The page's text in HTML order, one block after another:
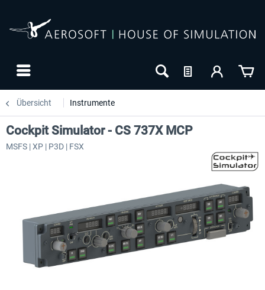
Übersicht Instrumente
Cockpit Simulator - CS 737X MCP
MSFS | XP | P3D | FSX